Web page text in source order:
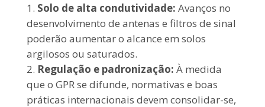
Solo de alta condutividade: Avanços no
desenvolvimento de antenas e filtros de sinal
poderão aumentar o alcance em solos
argilosos ou saturados.
Regulação e padronização: À medida
que o GPR se difunde, normativas e boas
práticas internacionais devem consolidar-se,